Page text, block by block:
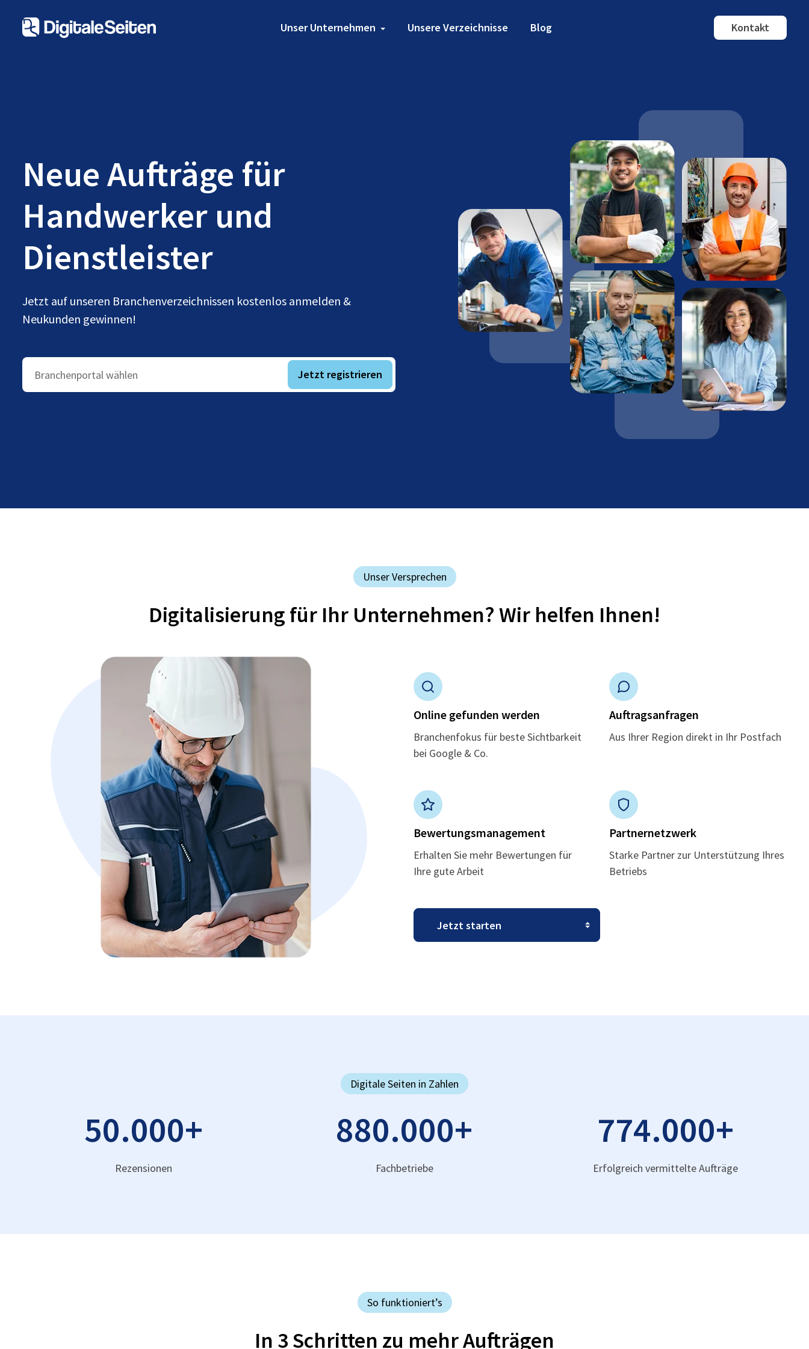
Unser Unternehmen Unsere Verzeichnisse Blog Kontakt
Neue Aufträge für
Handwerker und
Dienstleister
Jetzt auf unseren Branchenverzeichnissen kostenlos anmelden &
Neukunden gewinnen!
Branchenportal wählen Jetzt registrieren
Unser Versprechen
Digitalisierung für Ihr Unternehmen? Wir helfen Ihnen!
Online gefunden werden
Branchenfokus für beste Sichtbarkeit
bei Google & Co.
Auftragsanfragen
Aus Ihrer Region direkt in Ihr Postfach
Bewertungsmanagement
Erhalten Sie mehr Bewertungen für
Ihre gute Arbeit
Partnernetzwerk
Starke Partner zur Unterstützung Ihres
Betriebs
Digitale Seiten in Zahlen
50.000+
Rezensionen
880.000+
Fachbetriebe
774.000+
Erfolgreich vermittelte Aufträge
So funktioniert’s
In 3 Schritten zu mehr Aufträgen